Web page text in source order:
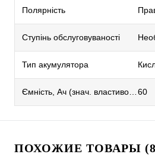
Полярність
Ступінь обслуговуваності
Тип акумулятора
60
ПОХОЖИЕ ТОВАРЫ